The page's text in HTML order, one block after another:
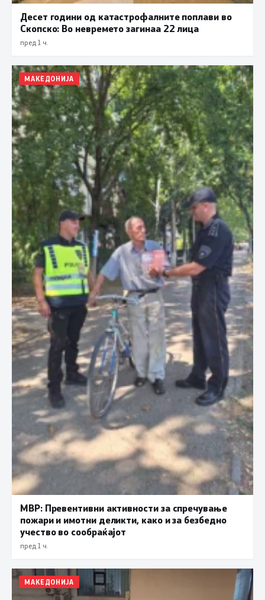
Десет години од катастрофалните поплави во
Скопско: Во невремето загинаа 22 лица
пред 1 ч.
МАКЕДОНИЈА
МВР: Превентивни активности за спречување
пожари и имотни деликти, како и за безбедно
учество во сообраќајот
пред 1 ч.
МАКЕДОНИЈА